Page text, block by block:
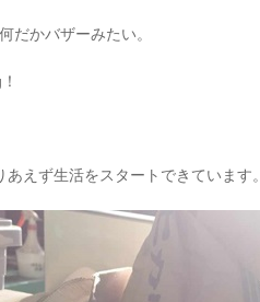
だかバザーみたい。
えず生活をスタートできています。